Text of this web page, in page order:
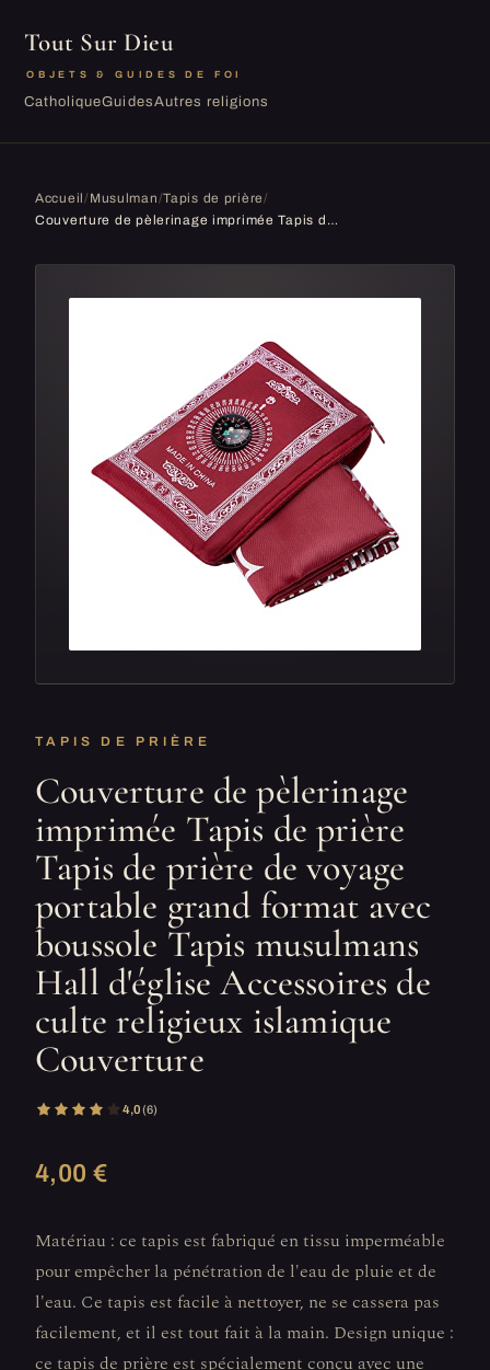
Tout Sur Dieu
OBJETS & GUIDES DE FOI
CatholiqueGuidesAutres religions
Accueil/ Musulman/Tapis de prière/
Couverture de pèlerinage imprimée Tapis de prière Tapis de prière de voyage portable grand format avec boussole Tapis musulmans Hall d'église Accessoires de culte religieux islamique Couverture
TAPIS DE PRIÈRE
Couverture de pèlerinage
imprimée Tapis de prière
Tapis de prière de voyage
portable grand format avec
boussole Tapis musulmans
Hall d'église Accessoires de
culte religieux islamique
Couverture
4,0(6)
4,00 €
Matériau : ce tapis est fabriqué en tissu imperméable
pour empêcher la pénétration de l'eau de pluie et de
l'eau. Ce tapis est facile à nettoyer, ne se cassera pas
facilement, et il est tout fait à la main. Design unique :
ce tapis de prière est spécialement conçu avec une